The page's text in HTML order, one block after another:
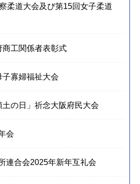
柔道大会及び第15回女子柔道
工関係者表彰式
寡婦福祉大会
の日」祈念大阪府民大会
会
連合会2025年新年互礼会